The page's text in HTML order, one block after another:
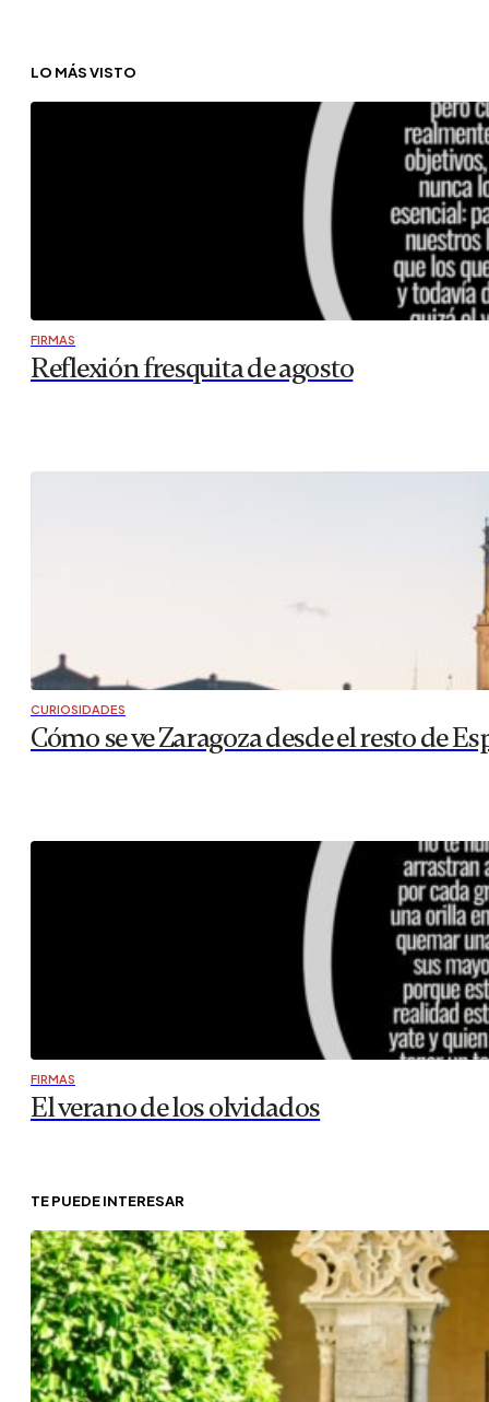
LO MÁS VISTO
FIRMAS
Reflexión fresquita de agosto
CURIOSIDADES
Cómo se ve Zaragoza desde el resto de
FIRMAS
El verano de los olvidados
TE PUEDE INTERESAR